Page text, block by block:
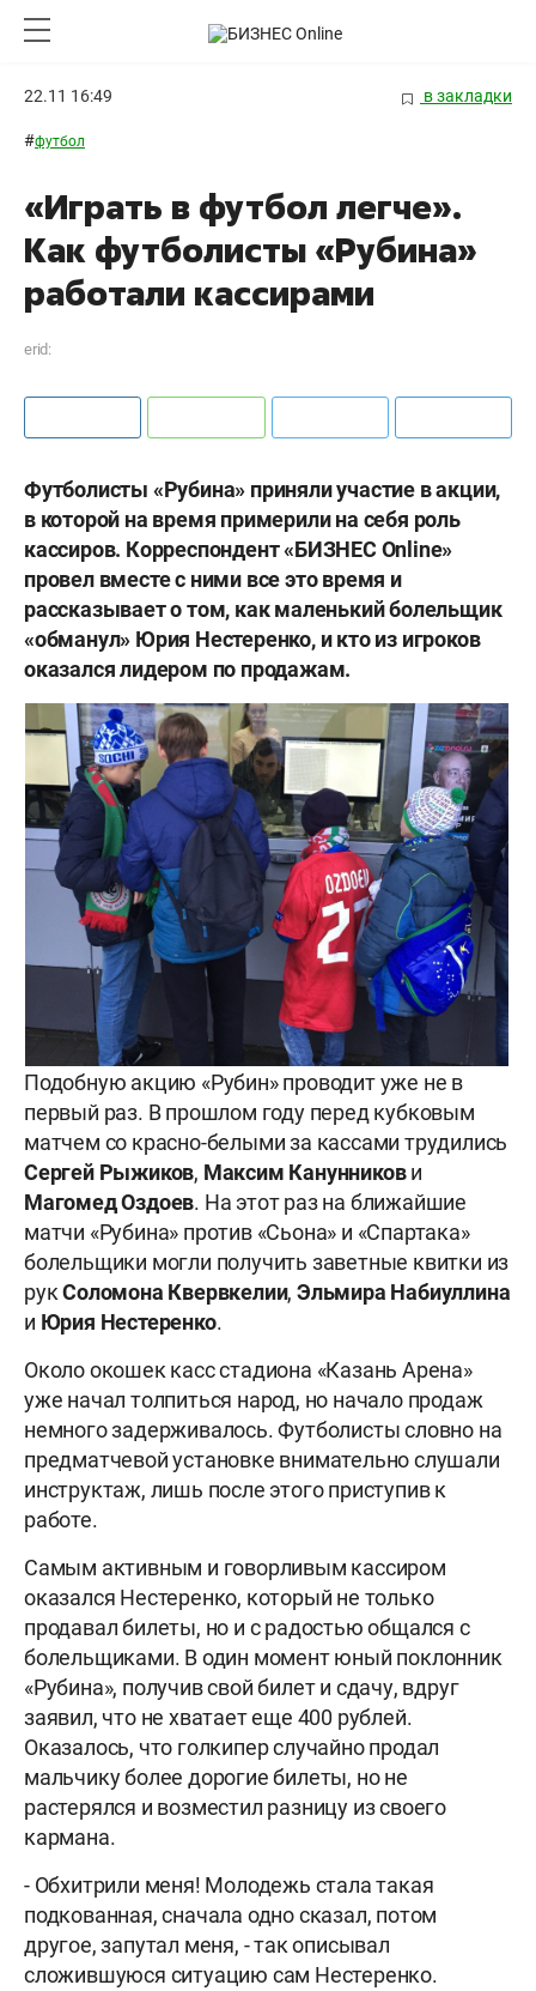
22.11 16:49 в закладки
#футбол
«Играть в футбол легче».
Как футболисты «Рубина»
работали кассирами
erid:
Футболисты «Рубина» приняли участие в акции,
в которой на время примерили на себя роль
кассиров. Корреспондент «БИЗНЕС Online»
провел вместе с ними все это время и
рассказывает о том, как маленький болельщик
«обманул» Юрия Нестеренко, и кто из игроков
оказался лидером по продажам.
Подобную акцию «Рубин» проводит уже не в
первый раз. В прошлом году перед кубковым
матчем со красно-белыми за кассами трудились
Сергей Рыжиков, Максим Канунникови
Магомед Оздоев. На этот раз на ближайшие
матчи «Рубина» против «Сьона» и «Спартака»
болельщики могли получить заветные квитки из
рукСоломона Квервкелии,Эльмира Набиуллина
и Юрия Нестеренко.
Около окошек касс стадиона «Казань Арена»
уже начал толпиться народ, но начало продаж
немного задерживалось. Футболисты словно на
предматчевой установке внимательно слушали
инструктаж, лишь после этого приступив к
работе.
Самым активным и говорливым кассиром
оказался Нестеренко, который не только
продавал билеты, но и с радостью общался с
болельщиками. В один момент юный поклонник
«Рубина», получив свой билет и сдачу, вдруг
заявил, что не хватает еще 400 рублей.
Оказалось, что голкипер случайно продал
мальчику более дорогие билеты, но не
растерялся и возместил разницу из своего
кармана.
- Обхитрили меня! Молодежь стала такая
подкованная, сначала одно сказал, потом
другое, запутал меня, - так описывал
сложившуюся ситуацию сам Нестеренко.